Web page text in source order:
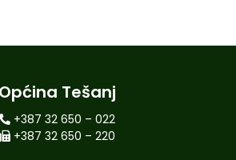
Općina Tešanj
+387 32 650 – 022
+387 32 650 – 220